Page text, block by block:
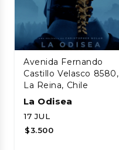
Avenida Fernando
Castillo Velasco 8580,
La Reina, Chile
La Odisea
17 JUL
$3.500